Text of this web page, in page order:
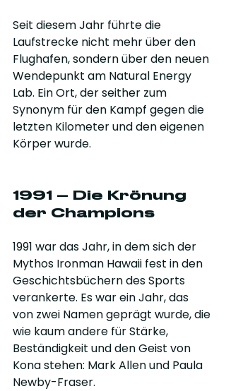
Seit diesem Jahr führte die
Laufstrecke nicht mehr über den
Flughafen, sondern über den neuen
Wendepunkt am Natural Energy
Lab. Ein Ort, der seither zum
Synonym für den Kampf gegen die
letzten Kilometer und den eigenen
Körper wurde.
1991 – Die Krönung
der Champions
1991 war das Jahr, in dem sich der
Mythos Ironman Hawaii fest in den
Geschichtsbüchern des Sports
verankerte. Es war ein Jahr, das
von zwei Namen geprägt wurde, die
wie kaum andere für Stärke,
Beständigkeit und den Geist von
Kona stehen: Mark Allen und Paula
Newby-Fraser.